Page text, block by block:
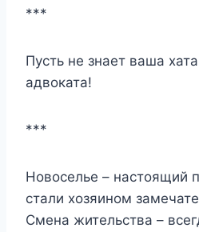
***
Пусть не знает ваша
адвоката!
***
Новоселье – настоящий
стали хозяином
Смена жительства –